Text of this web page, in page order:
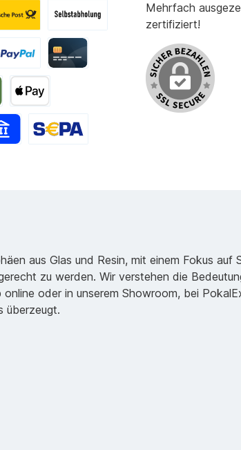
Mehrfach
zertifiziert!
aus Glas und Resin, mit einem Fokus auf
zu werden. Wir verstehen die
oder in unserem Showroom, bei
überzeugt.